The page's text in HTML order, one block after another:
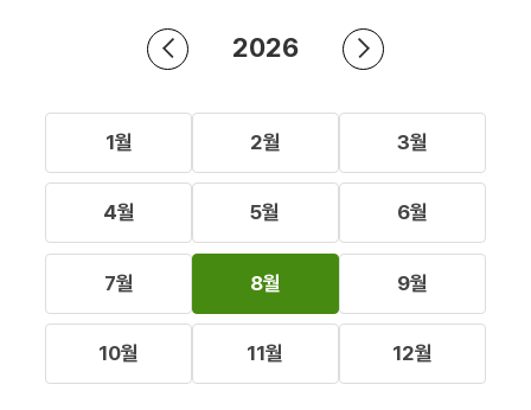
2026
1월 2월 3월
4월 5월 6월
7월 8월 9월
10월 11월 12월